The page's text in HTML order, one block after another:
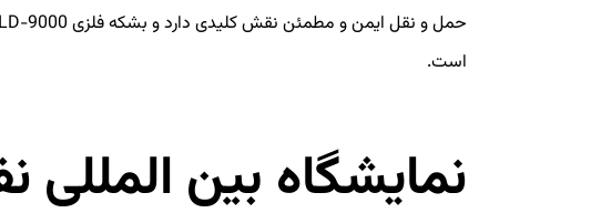
است.
نمایشگاه بین المللی